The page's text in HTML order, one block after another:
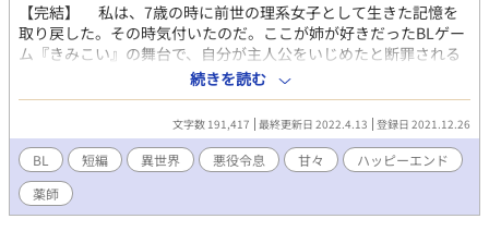
【完結】 私は、7歳の時に前世の理系女子として生きた記憶を
取り戻した。その時気付いたのだ。ここが姉が好きだったBLゲー
ム『きみこい』の舞台で、自分が主人公をいじめたと断罪される
悪役令息だということに。 話の内容を知らないので、断罪を回
避する方法が分からない。ならば、断罪後に平穏な生活が送れる
ように、追放された時に誰か領地にこっそり住まわせてくれるよ
うに、得意分野で領に貢献しよう。 そしてストーリーの通り、
卒業パーティーで王子から「婚約を破棄する！」と宣言された。
さあ、ここからが勝負だ。 元理系が理屈っぽく頑張ります。ハ
ッピーエンドです。（※全26話。視点が入れ代わります） 他サ
イトにも掲載。
続きを読む
文字数 191,417 最終更新日 2022.4.13 登録日 2021.12.26
BL 短編 異世界 悪役令息 甘々
ハッピーエンド
薬師